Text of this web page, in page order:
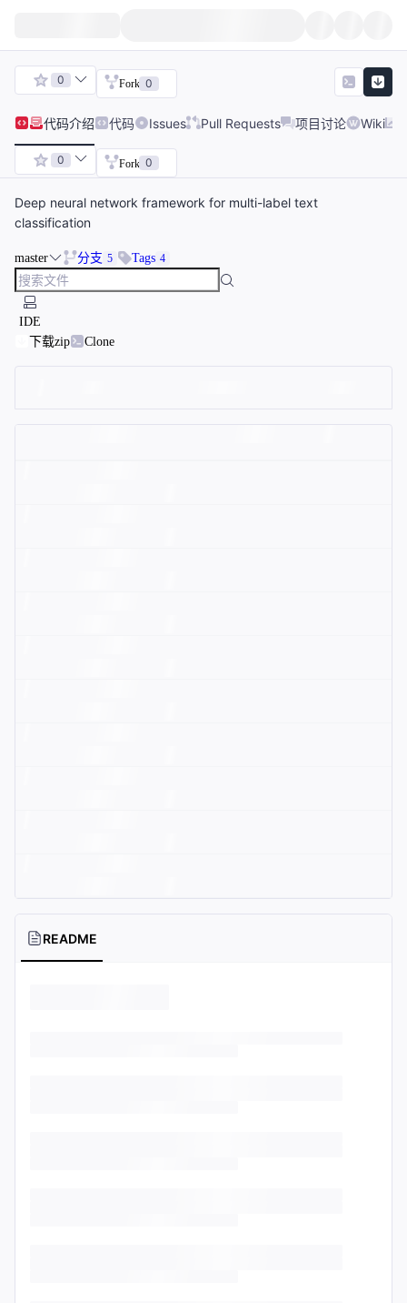
0 Fork 0
代码介绍 代码 Issues Pull Requests 项目讨论 Wiki
0 Fork 0
Deep neural network framework for multi-label text
classification
master 分支 5 Tags 4
IDE
下载zip
Clone
README